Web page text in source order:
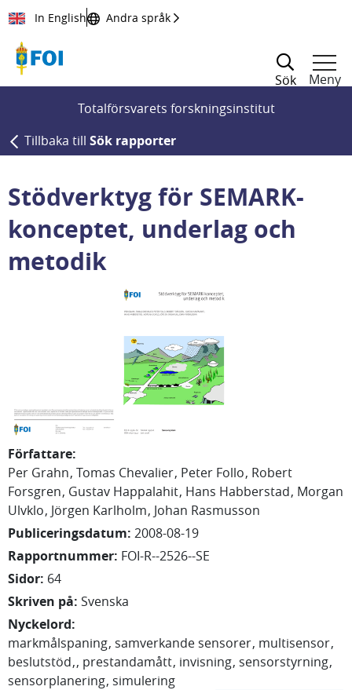
Till innehållet
In English Andra språk
Sök
Meny
Totalförsvarets forskningsinstitut
Tillbaka till Sök rapporter
Stödverktyg för SEMARK-
konceptet, underlag och
metodik
Författare:
Per Grahn Tomas Chevalier Peter Follo Robert
Forsgren Gustav Happalahit Hans Habberstad Morgan
Ulvklo Jörgen Karlholm Johan Rasmusson
Publiceringsdatum: 2008-08-19
Rapportnummer: FOI-R--2526--SE
Sidor: 64
Skriven på: Svenska
Nyckelord:
markmålspaning samverkande sensorer multisensor
beslutstöd
prestandamått invisning sensorstyrning
sensorplanering simulering